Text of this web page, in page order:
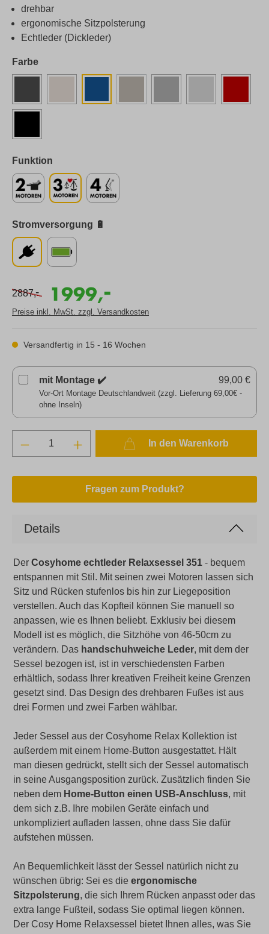
drehbar
ergonomische Sitzpolsterung
Echtleder (Dickleder)
Farbe
Funktion
Stromversorgung 🔋
2887,- 1999,
-
Preise inkl. MwSt. zzgl. Versandkosten
Versandfertig in 15 - 16 Wochen
mit Montage ✔️
Vor-Ort Montage Deutschlandweit (zzgl. Lieferung 69,00€ -
ohne Inseln)
99,00 €
In den Warenkorb
Fragen zum Produkt?
Details
Der Cosyhome echtleder Relaxsessel 351 - bequem
entspannen mit Stil. Mit seinen zwei Motoren lassen sich
Sitz und Rücken stufenlos bis hin zur Liegeposition
verstellen. Auch das Kopfteil können Sie manuell so
anpassen, wie es Ihnen beliebt. Exklusiv bei diesem
Modell ist es möglich, die Sitzhöhe von 46-50cm zu
verändern. Das handschuhweiche Leder, mit dem der
Sessel bezogen ist, ist in verschiedensten Farben
erhältlich, sodass Ihrer kreativen Freiheit keine Grenzen
gesetzt sind. Das Design des drehbaren Fußes ist aus
drei Formen und zwei Farben wählbar.
Jeder Sessel aus der Cosyhome Relax Kollektion ist
außerdem mit einem Home-Button ausgestattet. Hält
man diesen gedrückt, stellt sich der Sessel automatisch
in seine Ausgangsposition zurück. Zusätzlich finden Sie
neben dem Home-Button einen USB-Anschluss, mit
dem sich z.B. Ihre mobilen Geräte einfach und
unkompliziert aufladen lassen, ohne dass Sie dafür
aufstehen müssen.
An Bequemlichkeit lässt der Sessel natürlich nicht zu
wünschen übrig: Sei es die ergonomische
Sitzpolsterung, die sich Ihrem Rücken anpasst oder das
extra lange Fußteil, sodass Sie optimal liegen können.
Der Cosy Home Relaxsessel bietet Ihnen alles, was Sie